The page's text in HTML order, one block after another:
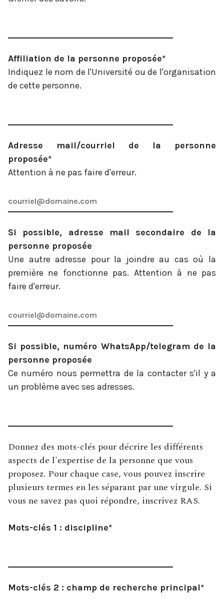
Affiliation de la personne proposée*
Indiquez le nom de l'Université ou de l'organisation
de cette personne.
Adresse mail/courriel de la personne
proposée*
Attention à ne pas faire d'erreur.
Si possible, adresse mail secondaire de la
personne proposée
Une autre adresse pour la joindre au cas où la
première ne fonctionne pas. Attention à ne pas
faire d'erreur.
Si possible, numéro WhatsApp/telegram de la
personne proposée
Ce numéro nous permettra de la contacter s'il y a
un problème avec ses adresses.
Donnez des mots-clés pour décrire les différents
aspects de l'expertise de la personne que vous
proposez. Pour chaque case, vous pouvez inscrire
plusieurs termes en les séparant par une virgule. Si
vous ne savez pas quoi répondre, inscrivez RAS.
Mots-clés 1 : discipline*
Mots-clés 2 : champ de recherche principal*